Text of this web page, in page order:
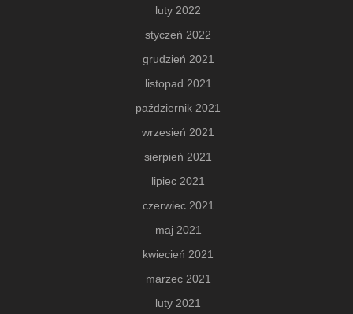
luty 2022
styczeń 2022
grudzień 2021
listopad 2021
październik 2021
wrzesień 2021
sierpień 2021
lipiec 2021
czerwiec 2021
maj 2021
kwiecień 2021
marzec 2021
luty 2021